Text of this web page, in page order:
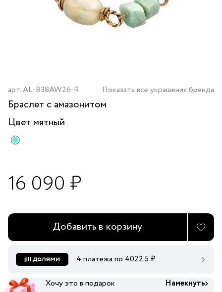
арт.AL-B38AW26-R Показать все украшения бренда
Браслет с амазонитом
Цвет мятный
16 090 ₽
Добавить в корзину
4 платежа по 4022.5 ₽
Хочу это в подарок Намекнуть